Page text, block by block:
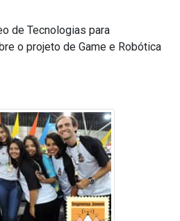
de Tecnologias para
o projeto de Game e Robótica